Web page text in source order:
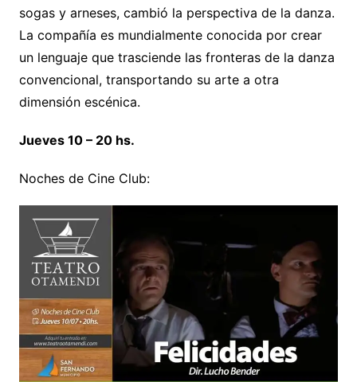
sogas y arneses, cambió la perspectiva de la danza.
La compañía es mundialmente conocida por crear
un lenguaje que trasciende las fronteras de la danza
convencional, transportando su arte a otra
dimensión escénica.
Jueves 10 – 20 hs.
Noches de Cine Club: